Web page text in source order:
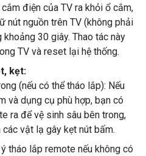
điện của TV ra khỏi ổ cắm,
nút nguồn trên TV (không phải
30 giây. Thao tác này
TV và reset lại hệ thống.
kẹt:
(nếu có thể tháo lắp): Nếu
và dụng cụ phù hợp, bạn có
ra để vệ sinh sâu bên trong,
vật lạ gây kẹt nút bấm.
tháo lắp remote nếu không có